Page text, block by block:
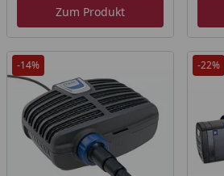
Zum Produkt
-14% -22%